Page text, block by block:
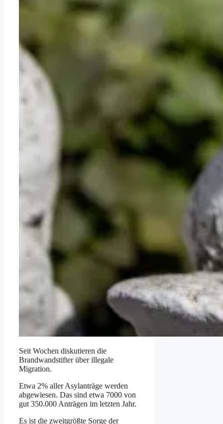
Seit Wochen diskutieren die
Brandwandstifter über illegale
Migration.
Etwa 2% aller Asylanträge werden
abgewiesen. Das sind etwa 7000 von
gut 350.000 Anträgen im letzten Jahr.
Es ist die zweitgrößte Sorge der